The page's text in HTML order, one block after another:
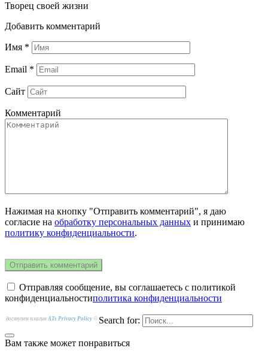
Творец своей жизни
Добавить комментарий
Имя *
Email *
Сайт
Комментарий
Нажимая на кнопку "Отправить комментарий", я даю
согласие на обработку персональных данных и принимаю
политику конфиденциальности.
Отправляя сообщение, вы соглашаетесь с политикой
конфиденциальностиполитика конфиденциальности
доступен плагин ATs Privacy Policy © Search for:
Вам также может понравиться